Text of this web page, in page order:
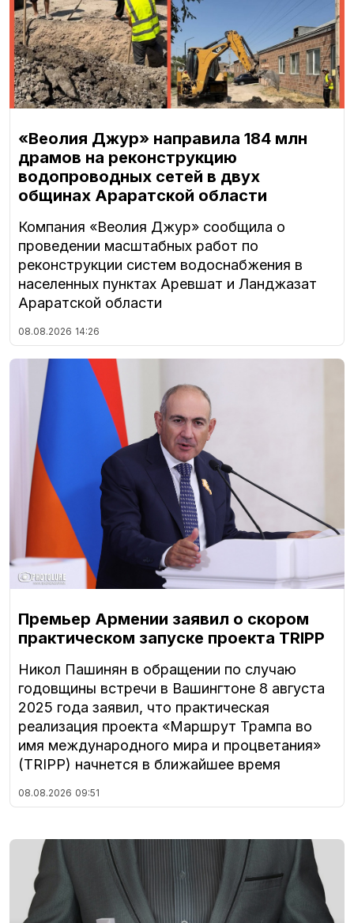
«Веолия Джур» направила 184 млн
драмов на реконструкцию
водопроводных сетей в двух
общинах Араратской области
Компания «Веолия Джур» сообщила о
проведении масштабных работ по
реконструкции систем водоснабжения в
населенных пунктах Аревшат и Ланджазат
Араратской области
08.08.2026 14:26
Премьер Армении заявил о скором
практическом запуске проекта TRIPP
Никол Пашинян в обращении по случаю
годовщины встречи в Вашингтоне 8 августа
2025 года заявил, что практическая
реализация проекта «Маршрут Трампа во
имя международного мира и процветания»
(TRIPP) начнется в ближайшее время
08.08.2026 09:51